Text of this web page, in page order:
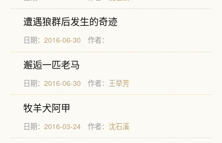
遭遇狼群后发生的奇迹
日期：2016-06-30 作者：
邂逅一匹老马
日期：2016-06-30 作者： 王举芳
牧羊犬阿甲
日期：2016-03-24 作者： 沈石溪